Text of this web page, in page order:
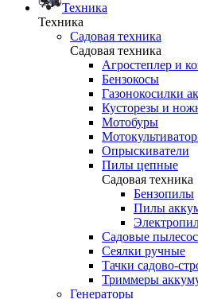
Техника
Техника
Садовая техника
Садовая техника
Агростеплер и
Бензокосы
Газонокосилки
Кусторезы и
Мотобуры
Опрыскиватели
Пилы цепные
Садовая техника
Бензопилы
Пилы
Садовые
Сеялки ручные
Тачки садово-
Триммеры
Генераторы